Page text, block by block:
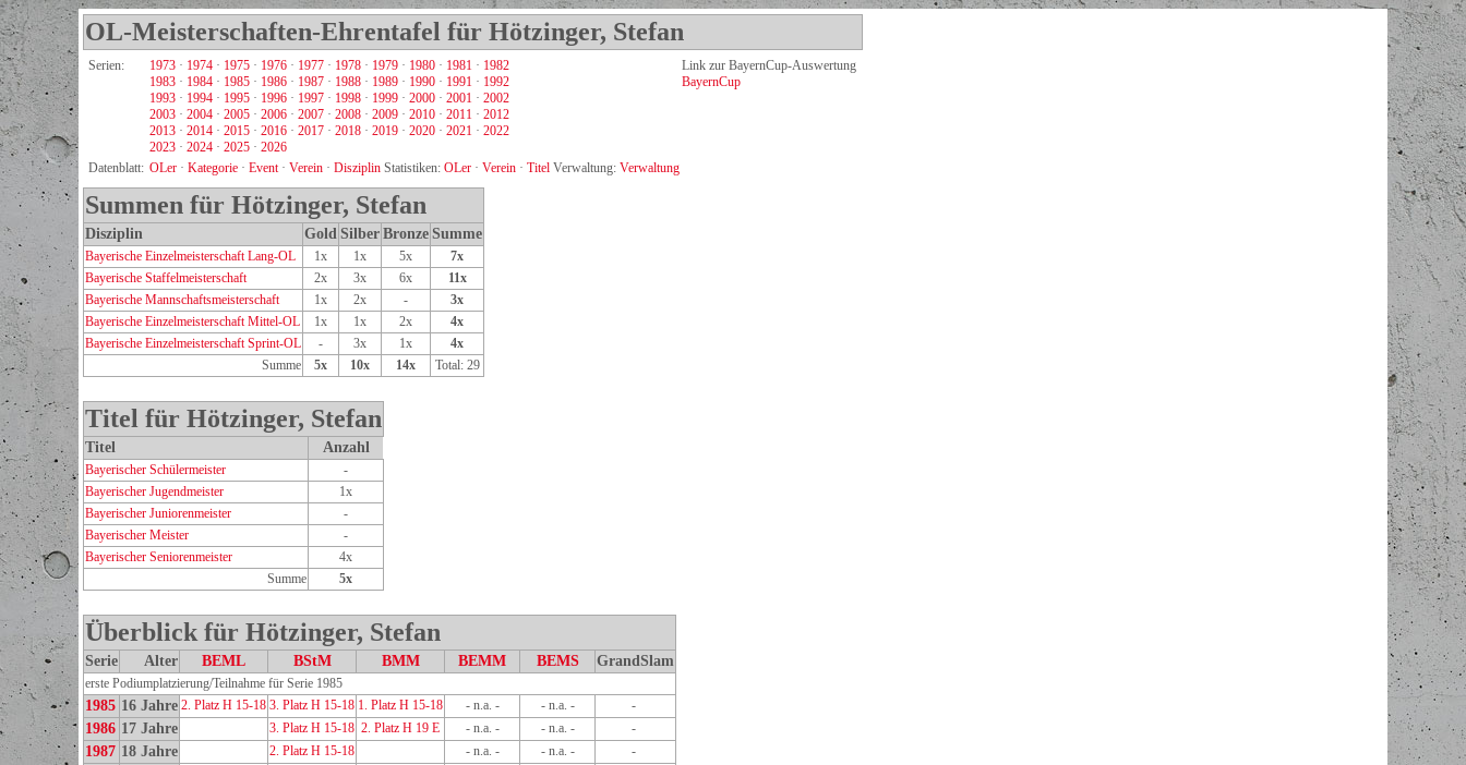
OL-Meisterschaften-Ehrentafel für Hötzinger, Stefan
Serien: 1973 · 1974 · 1975 · 1976 · 1977 · 1978 · 1979 · 1980 · 1981 · 1982
1983 · 1984 · 1985 · 1986 · 1987 · 1988 · 1989 · 1990 · 1991 · 1992
1993 · 1994 · 1995 · 1996 · 1997 · 1998 · 1999 · 2000 · 2001 · 2002
2003 · 2004 · 2005 · 2006 · 2007 · 2008 · 2009 · 2010 · 2011 · 2012
2013 · 2014 · 2015 · 2016 · 2017 · 2018 · 2019 · 2020 · 2021 · 2022
2023 · 2024 · 2025 · 2026
Link zur BayernCup-Auswertung
BayernCup
Datenblatt: OLer · Kategorie · Event· Verein · Disziplin Statistiken: OLer · Verein · Titel Verwaltung: Verwaltung
Summen für Hötzinger, Stefan
Disziplin Gold Silber Bronze Summe
Bayerische Einzelmeisterschaft Lang-OL 1x 1x 5x
7x
Bayerische Staffelmeisterschaft
2x 3x 6x
11x
Bayerische Mannschaftsmeisterschaft
1x 2x -
3x
Bayerische Einzelmeisterschaft Mittel-OL
1x 1x 2x
4x
Bayerische Einzelmeisterschaft Sprint-OL
- 3x 1x
4x
Summe
5x 10x 14x Total: 29
Titel für Hötzinger, Stefan
Titel Anzahl
Bayerischer Schülermeister
-
Bayerischer Jugendmeister
1x
Bayerischer Juniorenmeister
-
Bayerischer Meister
-
Bayerischer Seniorenmeister
4x
Summe
5x
Überblick für Hötzinger, Stefan
Serie Alter BEML BStM BMM BEMM BEMS GrandSlam
erste Podiumplatzierung/Teilnahme für Serie 1985
1985 16 Jahre 2. Platz H 15-18 3. Platz H 15-18 1. Platz H 15-18 - n.a. - - n.a. - -
1986 17 Jahre 3. Platz H 15-18 2. Platz H 19 E - n.a. - - n.a. - -
1987 18 Jahre 2. Platz H 15-18 - n.a. - - n.a. - -